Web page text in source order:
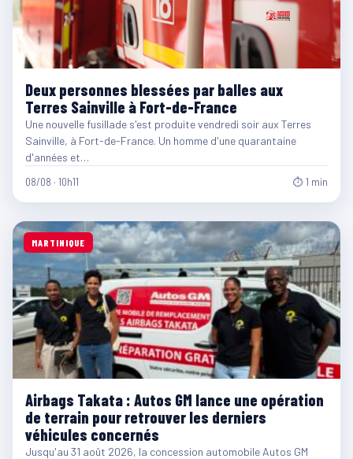
Deux personnes blessées par balles aux
Terres Sainville à Fort-de-France
Une nouvelle fusillade s'est produite vendredi soir aux Terres
Sainville, à Fort-de-France. Un homme d'une quarantaine
d'années et…
08/08 · 10h11 ⏱ 1 min
MARTINIQUE
Airbags Takata : Autos GM lance une opération
de terrain pour retrouver les derniers
véhicules concernés
Jusqu'au 31 août 2026, la concession automobile Autos GM